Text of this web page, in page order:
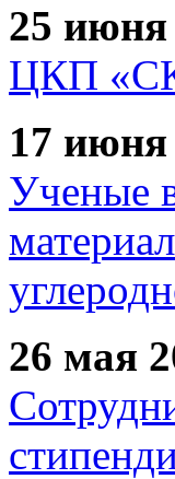
25 июня
ЦКП
17 июня
Ученые
26 мая